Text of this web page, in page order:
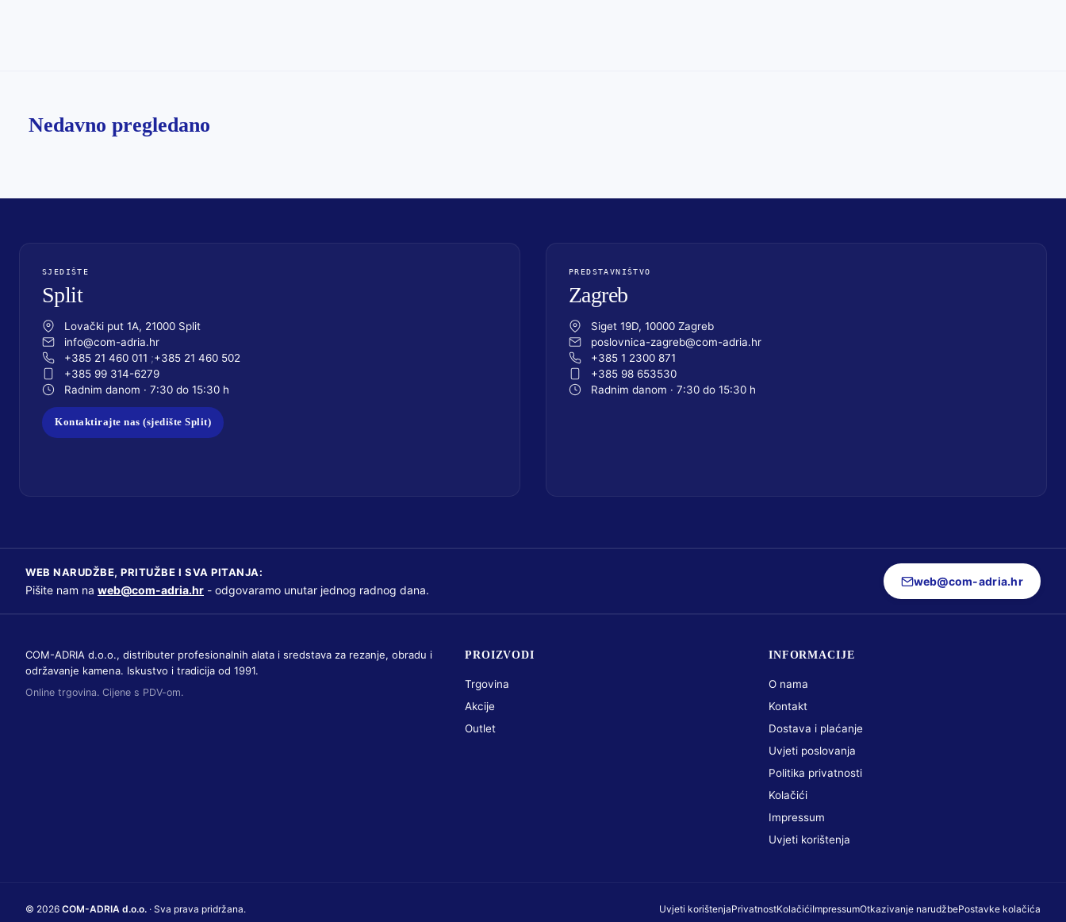
Nedavno pregledano
SJEDIŠTE
Split
Lovački put 1A, 21000 Split
info@com-adria.hr
+385 21 460 011
+385 21 460 502
+385 99 314-6279
Radnim danom · 7:30 do 15:30 h
Kontaktirajte nas (sjedište Split)
PREDSTAVNIŠTVO
Zagreb
Siget 19D, 10000 Zagreb
poslovnica-zagreb@com-adria.hr
+385 1 2300 871
+385 98 653530
Radnim danom · 7:30 do 15:30 h
WEB NARUDŽBE, PRITUŽBE I SVA PITANJA:
Pišite nam na web@com-adria.hr - odgovaramo unutar jednog radnog dana.
web@com-adria.hr
COM-ADRIA d.o.o., distributer profesionalnih alata i sredstava za rezanje, obradu i
održavanje kamena. Iskustvo i tradicija od 1991.
Online trgovina. Cijene s PDV-om.
PROIZVODI
Trgovina
Akcije
Outlet
INFORMACIJE
O nama
Kontakt
Dostava i plaćanje
Uvjeti poslovanja
Politika privatnosti
Kolačići
Impressum
Uvjeti korištenja
© 2026 COM-ADRIA d.o.o. · Sva prava pridržana. Uvjeti korištenjaPrivatnostKolačićiImpressumOtkazivanje narudžbePostavke kolačića